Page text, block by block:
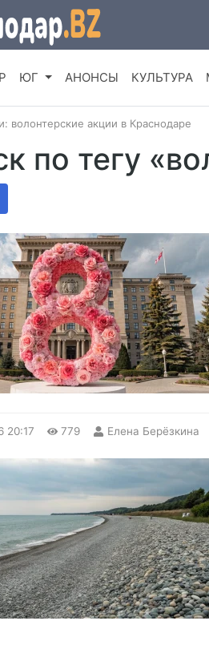
ЮГ АНОНСЫ КУЛЬТУРА
волонтерские акции в Краснодаре
по тегу
20:17 779 Eлена Берёзкина